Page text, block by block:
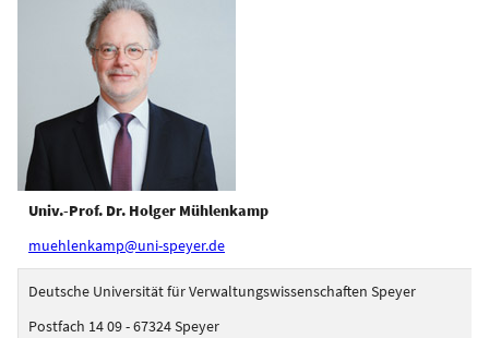
Univ.-Prof. Dr. Holger Mühlenkamp
muehlenkamp@uni-speyer.de
Deutsche Universität für Verwaltungswissenschaften Speyer
Postfach 14 09 - 67324 Speyer